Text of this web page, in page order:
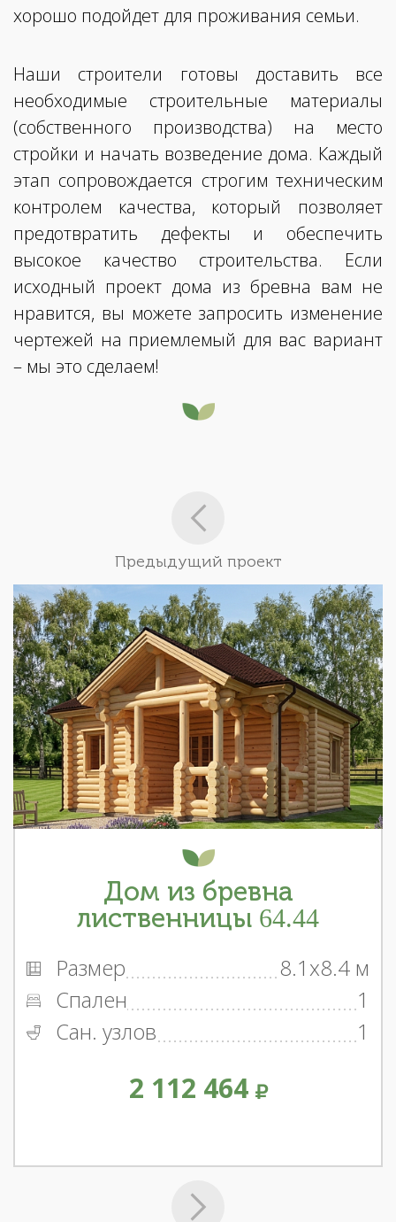
хорошо подойдет для проживания семьи.
Наши строители готовы доставить все
необходимые строительные материалы
(собственного производства) на место
стройки и начать возведение дома. Каждый
этап сопровождается строгим техническим
контролем качества, который позволяет
предотвратить дефекты и обеспечить
высокое качество строительства. Если
исходный проект дома из бревна вам не
нравится, вы можете запросить изменение
чертежей на приемлемый для вас вариант
– мы это сделаем!
Предыдущий проект
Дом из бревна
лиственницы 64.44
Размер
8.1x8.4 м
Спален
1
Сан. узлов
1
2 112 464